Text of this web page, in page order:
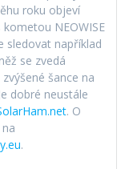
roku objeví
NEOWISE
sledovat například
se zvedá
šance na
dobré neustále
. O
.